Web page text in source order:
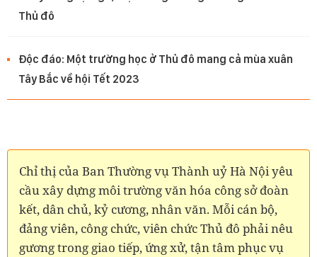
Thủ đô
Độc đáo: Một trường học ở Thủ đô mang cả mùa xuân
Tây Bắc về hội Tết 2023
Chỉ thị của Ban Thường vụ Thành uỷ Hà Nội yêu
cầu xây dựng môi trường văn hóa công sở đoàn
kết, dân chủ, kỷ cương, nhân văn. Mỗi cán bộ,
đảng viên, công chức, viên chức Thủ đô phải nêu
gương trong giao tiếp, ứng xử, tận tâm phục vụ